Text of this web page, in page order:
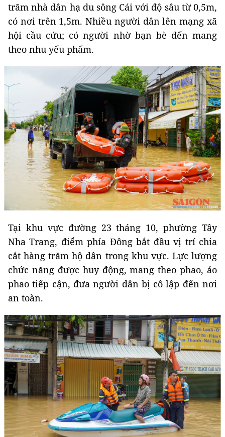
trăm nhà dân hạ du sông Cái với độ sâu từ 0,5m,
có nơi trên 1,5m. Nhiều người dân lên mạng xã
hội cầu cứu; có người nhờ bạn bè đến mang
theo nhu yếu phẩm.
Tại khu vực đường 23 tháng 10, phường Tây
Nha Trang, điểm phía Đông bắt đầu vị trí chia
cắt hàng trăm hộ dân trong khu vực. Lực lượng
chức năng được huy động, mang theo phao, áo
phao tiếp cận, đưa người dân bị cô lập đến nơi
an toàn.